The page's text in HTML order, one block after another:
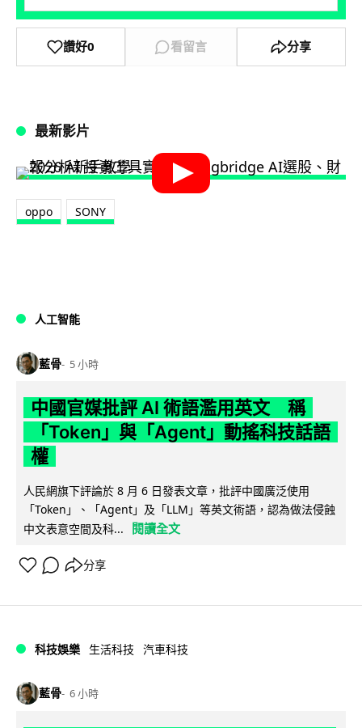
讚好0 看留言 分享
最新影片
oppo SONY
人工智能
藍骨 5 小時
中國官媒批評 AI 術語濫用英文 稱
「Token」與「Agent」動搖科技話語
權
人民網旗下評論於 8 月 6 日發表文章，批評中國廣泛使用
「Token」、「Agent」及「LLM」等英文術語，認為做法侵蝕
中文表意空間及科...
閱讀全文
分享
科技娛樂 生活科技 汽車科技
藍骨 6 小時